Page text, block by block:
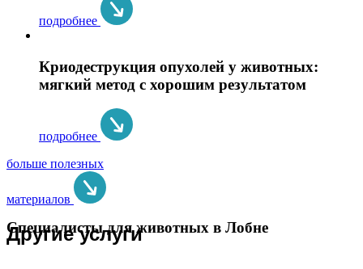
подробнее
Криодеструкция опухолей у животных:
мягкий метод с хорошим результатом
подробнее
больше полезных
материалов
Другие услуги
Специалисты для животных в Лобне